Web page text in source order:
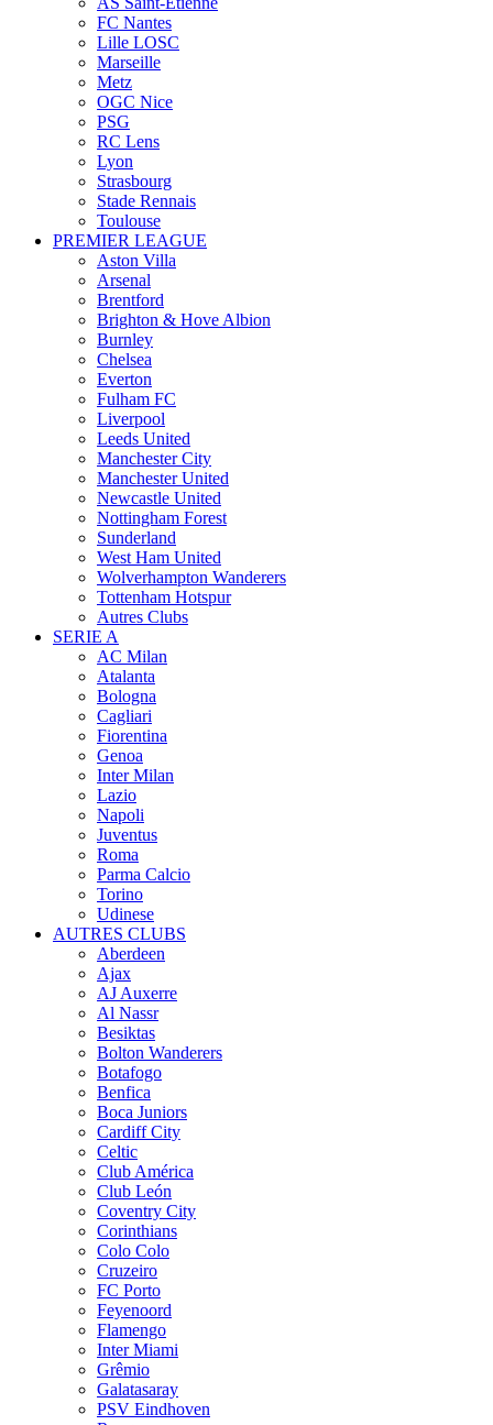
FC Nantes
Lille LOSC
Marseille
Metz
OGC Nice
PSG
RC Lens
Lyon
Strasbourg
Stade Rennais
Toulouse
PREMIER LEAGUE
Aston Villa
Arsenal
Brentford
Brighton & Hove Albion
Burnley
Chelsea
Everton
Fulham FC
Liverpool
Leeds United
Manchester City
Manchester United
Newcastle United
Nottingham Forest
Sunderland
West Ham United
Wolverhampton Wanderers
Tottenham Hotspur
Autres Clubs
SERIE A
AC Milan
Atalanta
Bologna
Cagliari
Fiorentina
Genoa
Inter Milan
Lazio
Napoli
Juventus
Roma
Parma Calcio
Torino
Udinese
AUTRES CLUBS
Aberdeen
Ajax
AJ Auxerre
Al Nassr
Besiktas
Bolton Wanderers
Botafogo
Benfica
Boca Juniors
Cardiff City
Celtic
Club América
Club León
Coventry City
Corinthians
Colo Colo
Cruzeiro
FC Porto
Feyenoord
Flamengo
Inter Miami
Grêmio
Galatasaray
PSV Eindhoven